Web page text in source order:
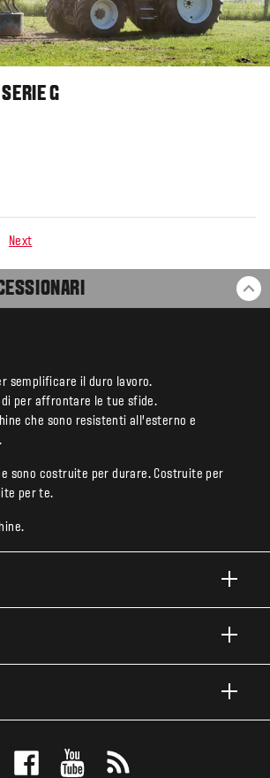
G
Next
semplificare il duro lavoro.
per affrontare le tue sfide.
che sono resistenti all’esterno e
sono costruite per durare. Costruite per
per te.
DRIVE